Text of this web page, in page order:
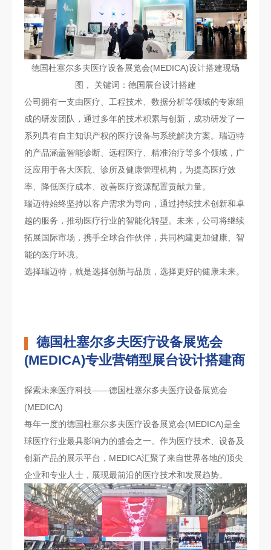
德国杜塞尔多夫医疗设备展览会(MEDICA)设计搭建现场
图， 关键词：德国展台设计搭建
公司拥有一支由医疗、工程技术、数据分析等领域的专家组
成的研发团队，通过多年的技术积累与创新，成功研发了一
系列具有自主知识产权的医疗设备与系统解决方案。瑞迈特
的产品涵盖智能诊断、远程医疗、精准治疗等多个领域，广
泛应用于各大医院、诊所及健康管理机构，为提高医疗效
率、降低医疗成本、改善医疗资源配置贡献力量。
瑞迈特始终坚持以客户需求为导向，通过持续技术创新和卓
越的服务，推动医疗行业的智能化转型。未来，公司将继续
拓展国际市场，携手全球合作伙伴，共同构建更加健康、智
能的医疗环境。
选择瑞迈特，就是选择创新与品质，选择更好的健康未来。
德国杜塞尔多夫医疗设备展览会
(MEDICA)专业营销型展台设计搭建商
探索未来医疗科技——德国杜塞尔多夫医疗设备展览会
(MEDICA)
每年一度的德国杜塞尔多夫医疗设备展览会(MEDICA)是全
球医疗行业最具影响力的盛会之一。作为医疗技术、设备及
创新产品的展示平台，MEDICA汇聚了来自世界各地的顶尖
企业和专业人士，展现最前沿的医疗技术和发展趋势。